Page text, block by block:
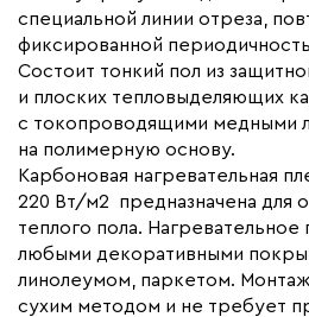
Макс. рабочая температура (C)
Макс. ток нагрузки (А)
Ширина (мм)
Толщина (мм)
Длина установочного провода, м
Страна производства
Гарантия (год)
Срок службы(год)
специальной линии отреза,
фиксированной
Состоит тонкий пол из
и плоских тепловыделяющих
с токопроводящими медными
на полимерную основу.
Карбоновая нагревательная
220 Вт/м2 предназначена для
теплого пола.
любыми декоративными
линолеумом, паркетом.
сухим методом и не требует